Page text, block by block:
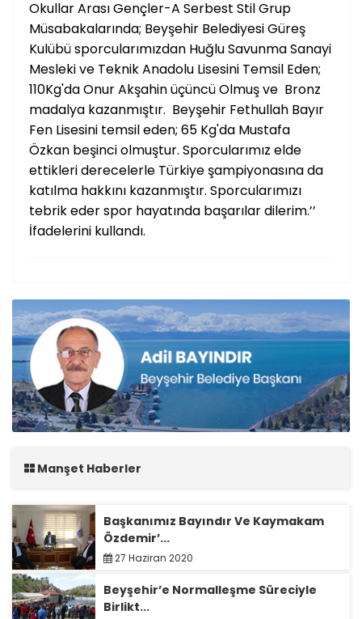
Okullar Arası Gençler-A Serbest Stil Grup
Müsabakalarında; Beyşehir Belediyesi Güreş
Kulübü sporcularımızdan Huğlu Savunma Sanayi
Mesleki ve Teknik Anadolu Lisesini Temsil Eden;
110Kg'da Onur Akşahin üçüncü Olmuş ve Bronz
madalya kazanmıştır. Beyşehir Fethullah Bayır
Fen Lisesini temsil eden; 65 Kg'da Mustafa
Özkan beşinci olmuştur. Sporcularımız elde
ettikleri derecelerle Türkiye şampiyonasına da
katılma hakkını kazanmıştır. Sporcularımızı
tebrik eder spor hayatında başarılar dilerim.’’
İfadelerini kullandı.
Manşet Haberler
Başkanımız Bayındır Ve Kaymakam
Özdemir’...
27 Haziran 2020
Beyşehir’e Normalleşme Süreciyle
Birlikt...